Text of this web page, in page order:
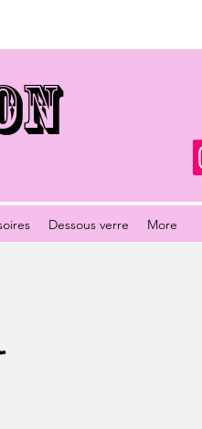
Dessous verre More